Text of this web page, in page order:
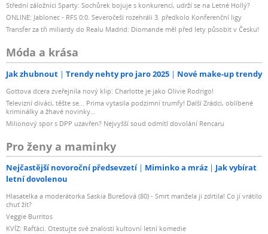
Střední záložníci Sparty: Sochůrek bojuje s konkurencí, udrží se na Letné Hollý?
ONLINE: Jablonec - RFS 0:0. Severočeši rozehráli 3. předkolo Konferenční ligy
Transfer za tři miliardy do Realu Madrid: Diomande měl před lety působit v Česku!
Móda a krása
Jak zhubnout Trendy nehty pro jaro 2025 Nové make-up trendy
Gottova dcera zveřejnila nový klip: Charlotte je jako Olivie Rodrigo!
Televizní diváci, těšte se... Prima vytasila podzimní trumfy! Další Zrádci, oblíbené
kriminálky a žhavé novinky...
Milionový spor s DPP uzavřen? Nejvyšší soud odmítl dovolání Rencaru
Pro ženy a maminky
Nejčastější novoroční předsevzetí Miminko a mráz
Jak vybírat
letní dovolenou
Hlasatelka a moderátorka Saskia Burešová (80) - Smrt manžela ji zdrtila! Co jí vrátilo
chuť žít?
Veggie Burritos
KVÍZ: Rafťáci. Otestujte své znalosti kultovní letní komedie